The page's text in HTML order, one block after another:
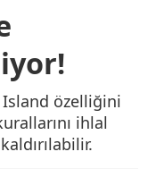
özelliğini
ihlal